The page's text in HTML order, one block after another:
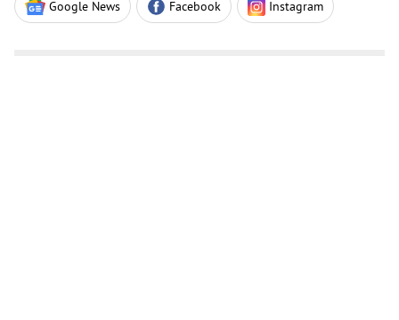
Google News Facebook Instagram